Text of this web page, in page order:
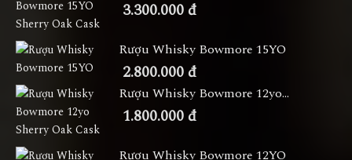
3.300.000 đ
Rượu Whisky Bowmore 15YO
2.800.000 đ
Rượu Whisky Bowmore 12yo...
1.800.000 đ
Rượu Whisky Bowmore 12YO